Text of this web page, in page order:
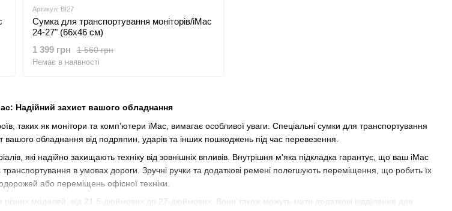
Надійний захист вашого обладнання
таких як монітори та комп’ютери iMac, вимагає особливої уваги. Спеціальні сумки для транспортування
вашого обладнання від подряпин, ударів та інших пошкоджень під час перевезення.
які надійно захищають техніку від зовнішніх впливів. Внутрішня м'яка підкладка гарантує, що ваш iMac
транспортування в умовах дороги. Зручні ручки та додаткові ремені полегшують переміщення, що робить їх
або переміщень офісної техніки.
моделей, від 21.5-дюймових до 27-дюймових. Вони також можуть мати додаткові відділення для
Артикул: BI27
Сумка для транспортування моніторів/iMac
24-27" (66х46 см)
1 560 грн
1 399 грн
Немає в наявності